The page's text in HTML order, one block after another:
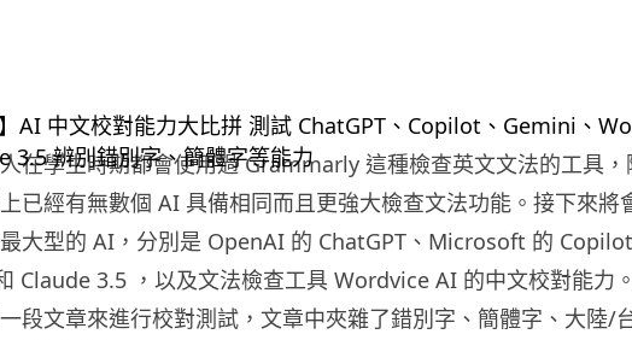
在學生時期都會使用過 Grammarly 這種檢查英文文法的工具，
已經有無數個 AI 具備相同而且更強大檢查文法功能。接下來將
大型的 AI，分別是 OpenAI 的 ChatGPT、Microsoft 的
Claude 3.5 ，以及文法檢查工具 Wordvice AI 的中文校對能力。
段文章來進行校對測試，文章中夾雜了錯別字、簡體字、大陸/